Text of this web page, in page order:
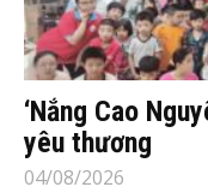
‘Nắng Cao
yêu thương
04/08/2026